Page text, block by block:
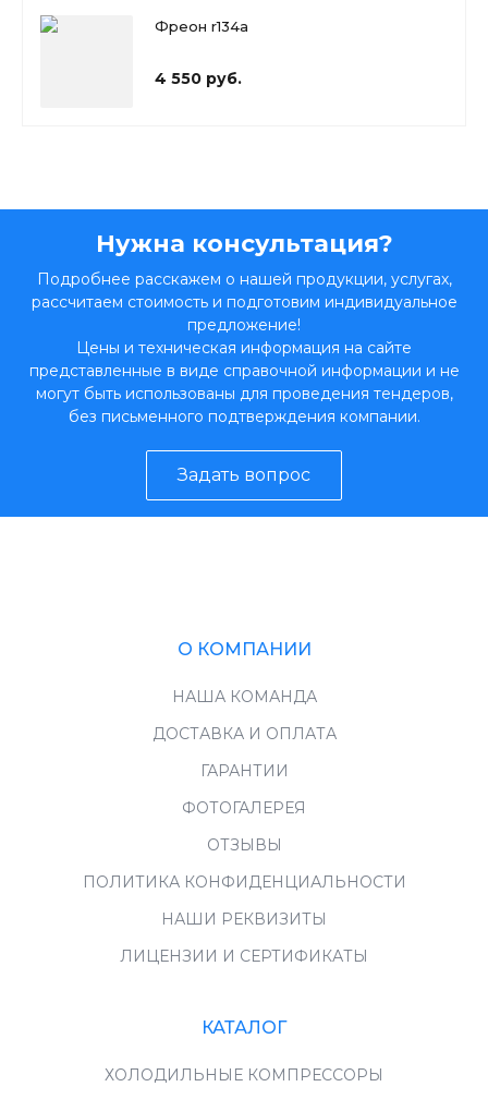
Фреон r134a
4 550 руб.
Нужна консультация?
Подробнее расскажем о нашей продукции, услугах,
рассчитаем стоимость и подготовим индивидуальное
предложение!
Цены и техническая информация на сайте
представленные в виде справочной информации и не
могут быть использованы для проведения тендеров,
без письменного подтверждения компании.
Задать вопрос
О КОМПАНИИ
НАША КОМАНДА
ДОСТАВКА И ОПЛАТА
ГАРАНТИИ
ФОТОГАЛЕРЕЯ
ОТЗЫВЫ
ПОЛИТИКА КОНФИДЕНЦИАЛЬНОСТИ
НАШИ РЕКВИЗИТЫ
ЛИЦЕНЗИИ И СЕРТИФИКАТЫ
КАТАЛОГ
ХОЛОДИЛЬНЫЕ КОМПРЕССОРЫ